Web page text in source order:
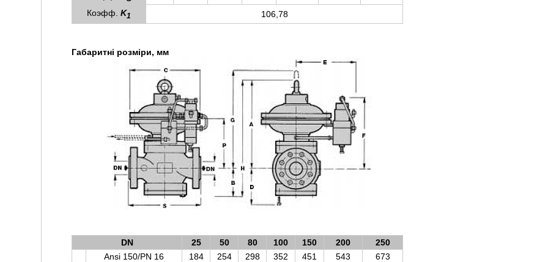
Коэфф. K1 106,78
Габаритні розміри, мм
DN 25 50 80 100 150 200 250
Ansi 150/PN 16 184 254 298 352 451 543
673